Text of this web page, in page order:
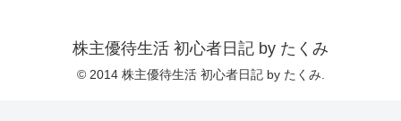
株主優待生活 初心者日記 by たくみ
© 2014 株主優待生活 初心者日記 by たくみ.